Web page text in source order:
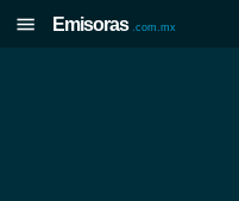
Emisoras .com.mx